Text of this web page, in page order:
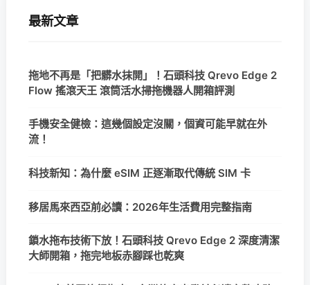
最新文章
拖地不再是「把髒水抹開」！石頭科技 Qrevo Edge 2
Flow 搖滾天王 滾筒活水掃拖機器人開箱評測
手機安全健檢：這幾個設定沒關，個資可能早就在外
流！
科技新知：為什麼 eSIM 正逐漸取代傳統 SIM 卡
移居馬來西亞前必讀：2026年生活費用完整指南
鎖水拖布技術下放！石頭科技 Qrevo Edge 2 深度清潔
大師開箱，拖完地板赤腳踩也乾爽